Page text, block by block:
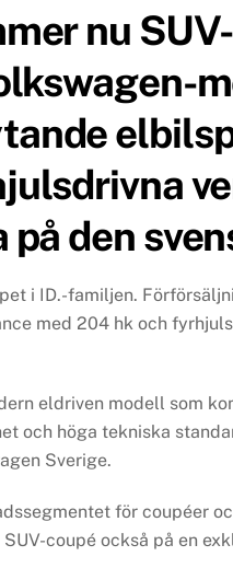
nu
den
i ID.-familjen.
med 204 hk och
eldriven modell som
och höga tekniska
Sverige.
för coupéer
coupé också på en